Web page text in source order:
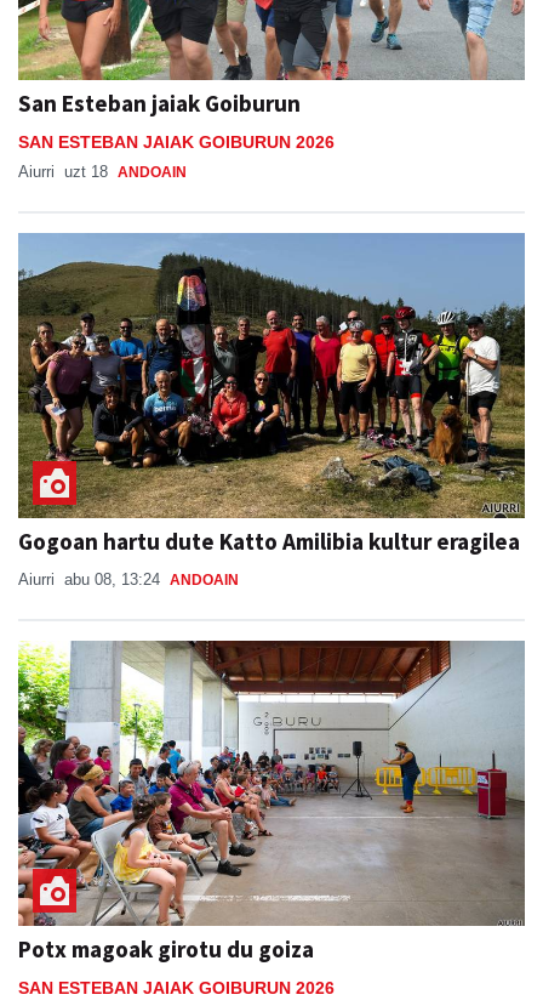
San Esteban jaiak Goiburun
SAN ESTEBAN JAIAK GOIBURUN 2026
Aiurri uzt 18 ANDOAIN
Gogoan hartu dute Katto Amilibia kultur eragilea
Aiurri abu 08, 13:24 ANDOAIN
Potx magoak girotu du goiza
SAN ESTEBAN JAIAK GOIBURUN 2026